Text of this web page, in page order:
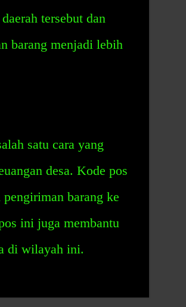
tersebut dan
barang menjadi lebih
satu cara yang
desa. Kode pos
barang ke
ini juga membantu
di wilayah ini.